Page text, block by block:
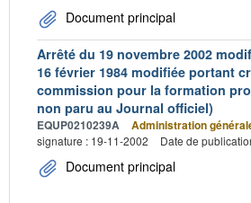
Document principal
Arrêté du 19 novembre 2002
16 février 1984 modifiée portant
commission pour la formation
non paru au Journal officiel)
EQUP0210239A Administration
signature : 19-11-2002
Date de
Document principal